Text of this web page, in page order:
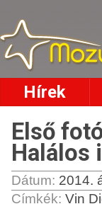
Hírek
Első
Halálos
Dátum: 2014.
Címkék: Vin